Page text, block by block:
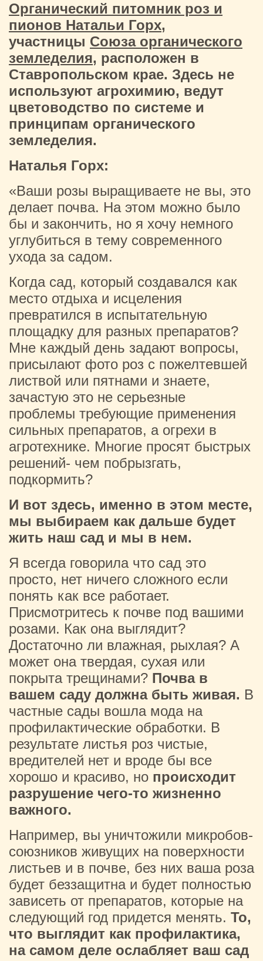
Органический питомник роз и
пионов Натальи Горх,
участницы Союза органического
земледелия, расположен в
Ставропольском крае. Здесь не
используют агрохимию, ведут
цветоводство по системе и
принципам органического
земледелия.
Наталья Горх:
«Ваши розы выращиваете не вы, это
делает почва. На этом можно было
бы и закончить, но я хочу немного
углубиться в тему современного
ухода за садом.
Когда сад, который создавался как
место отдыха и исцеления
превратился в испытательную
площадку для разных препаратов?
Мне каждый день задают вопросы,
присылают фото роз с пожелтевшей
листвой или пятнами и знаете,
зачастую это не серьезные
проблемы требующие применения
сильных препаратов, а огрехи в
агротехнике. Многие просят быстрых
решений- чем побрызгать,
подкормить?
И вот здесь, именно в этом месте,
мы выбираем как дальше будет
жить наш сад и мы в нем.
Я всегда говорила что сад это
просто, нет ничего сложного если
понять как все работает.
Присмотритесь к почве под вашими
розами. Как она выглядит?
Достаточно ли влажная, рыхлая? А
может она твердая, сухая или
покрыта трещинами? Почва в
вашем саду должна быть живая. В
частные сады вошла мода на
профилактические обработки. В
результате листья роз чистые,
вредителей нет и вроде бы все
хорошо и красиво, но происходит
разрушение чего-то жизненно
важного.
Например, вы уничтожили микробов-
союзников живущих на поверхности
листьев и в почве, без них ваша роза
будет беззащитна и будет полностью
зависеть от препаратов, которые на
следующий год придется менять. То,
что выглядит как профилактика,
на самом деле ослабляет ваш сад